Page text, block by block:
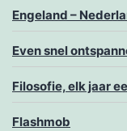
Engeland –
Even snel
Filosofie, elk jaar
Flashmob